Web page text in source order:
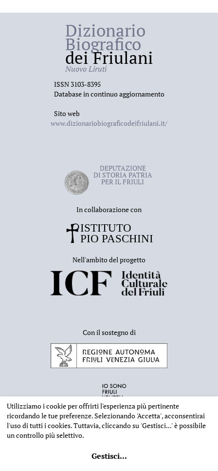
Dizionario
Biografico
dei Friulani
Nuovo Liruti
ISSN 3103-8395
Database in continuo aggiornamento
Sito web
www.dizionariobiograficodeifriulani.it/
DEPUTAZIONE
DI STORIA PATRIA
PER IL FRIULI
In collaborazione con
Nell'ambito del progetto
Con il sostegno di
2026 - Deputazione di Storia Patria per il Friuli - CF 80023560305
Utilizziamo i cookie per offrirti l'esperienza più pertinente
ricordando le tue preferenze. Selezionando 'Accetta', acconsentirai
l'uso di tutti i cookies. Tuttavia, cliccando su 'Gestisci...'è possibile
un controllo più selettivo.
Gestisci...